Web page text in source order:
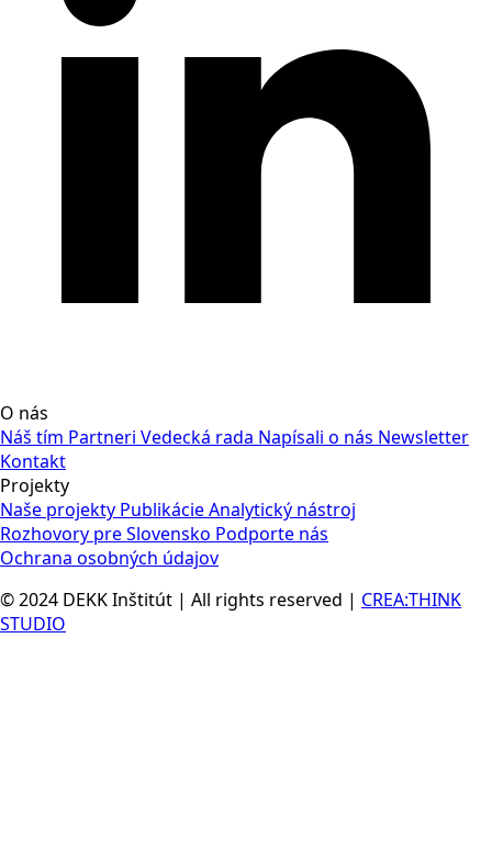
O nás
Náš tím Partneri Vedecká rada Napísali o nás Newsletter
Kontakt
Projekty
Naše projekty PublikácieAnalytický nástroj
Rozhovory pre Slovensko Podporte nás
Ochrana osobných údajov
© 2024 DEKK Inštitút | All rights reserved | CREA:THINK
STUDIO